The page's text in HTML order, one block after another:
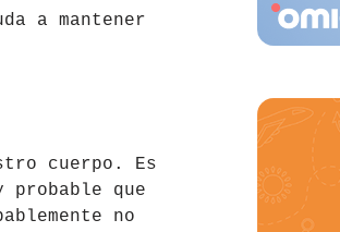
a mantener
cuerpo. Es
que
no